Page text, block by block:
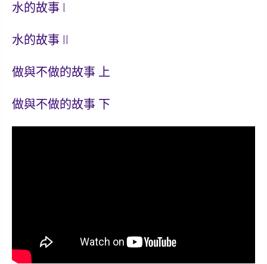
水的故事 I
水的故事 II
做與不做的故事 上
做與不做的故事 下